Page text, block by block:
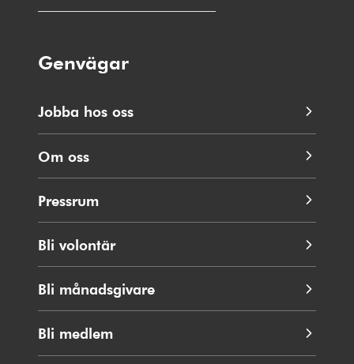
Genvägar
Jobba hos oss
Om oss
Pressrum
Bli volontär
Bli månadsgivare
Bli medlem